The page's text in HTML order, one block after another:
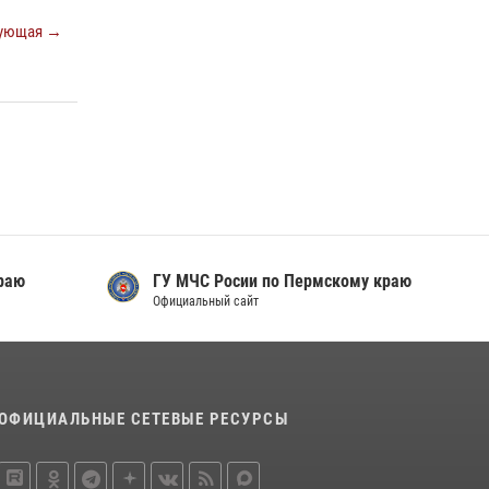
→
ГУ МЧС Росии по Пермскому краю
Официальный сайт
СЕТЕВЫЕ РЕСУРСЫ